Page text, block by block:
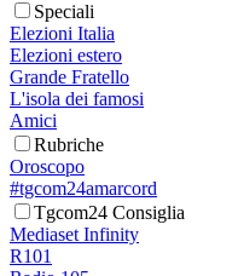
Speciali
Elezioni Italia
Elezioni estero
Grande Fratello
L'isola dei famosi
Amici
Rubriche
Oroscopo
#tgcom24amarcord
Tgcom24 Consiglia
Mediaset Infinity
R101